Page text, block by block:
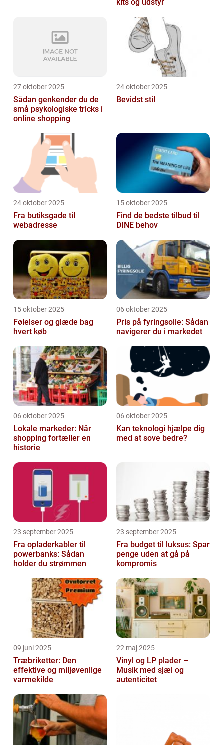
kits og udstyr
27 oktober 2025
Sådan genkender du de
små psykologiske tricks i
online shopping
24 oktober 2025
Bevidst stil
24 oktober 2025
Fra butiksgade til
webadresse
15 oktober 2025
Find de bedste tilbud til
DINE behov
15 oktober 2025
Følelser og glæde bag
hvert køb
06 oktober 2025
Pris på fyringsolie: Sådan
navigerer du i markedet
06 oktober 2025
Lokale markeder: Når
shopping fortæller en
historie
06 oktober 2025
Kan teknologi hjælpe dig
med at sove bedre?
23 september 2025
Fra opladerkabler til
powerbanks: Sådan
holder du strømmen
23 september 2025
Fra budget til luksus: Spar
penge uden at gå på
kompromis
09 juni 2025
Træbriketter: Den
effektive og miljøvenlige
varmekilde
22 maj 2025
Vinyl og LP plader –
Musik med sjæl og
autenticitet